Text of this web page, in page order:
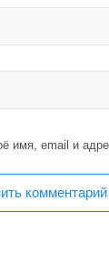
имя, email и